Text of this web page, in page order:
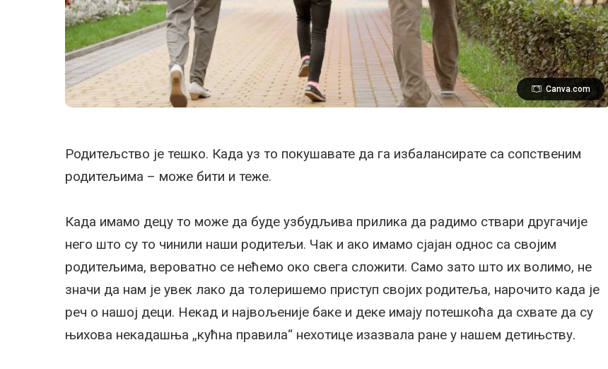
Canva.com
Родитељство је тешко. Када уз то покушавате да га избалансирате са сопственим
родитељима – може бити и теже.
Када имамо децу то може да буде узбудљива прилика да радимо ствари другачије
него што су то чинили наши родитељи. Чак и ако имамо сјајан однос са својим
родитељима, вероватно се нећемо око свега сложити. Само зато што их волимо, не
значи да нам је увек лако да толеришемо приступ својих родитеља, нарочито када је
реч о нашој деци. Некад и највољеније баке и деке имају потешкоћа да схвате да су
њихова некадашња „кућна правила“ нехотице изазвала ране у нашем детињству.